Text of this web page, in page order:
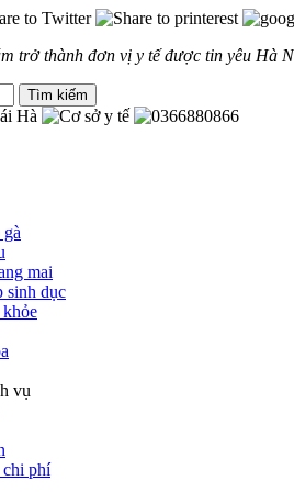
trở thành đơn vị y tế được tin yêu Hà
gà
mai
sinh dục
khỏe
vụ
chi phí